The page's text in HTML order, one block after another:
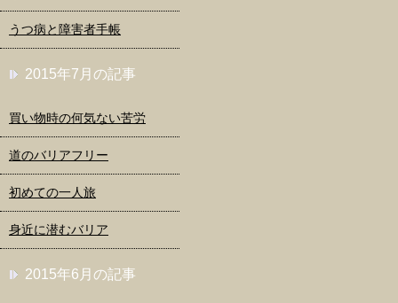
うつ病と障害者手帳
2015年7月の記事
買い物時の何気ない苦労
道のバリアフリー
初めての一人旅
身近に潜むバリア
2015年6月の記事